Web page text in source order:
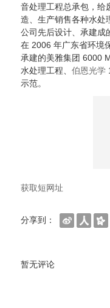
音处理工程总承包，给
造、生产销售各种水处
公司先后设计、承建成
在 2006 年广东省环境
承建的美雅集团 6000
水处理工程、 伯恩光学
示范。
获取短网址
分享到：
暂无评论